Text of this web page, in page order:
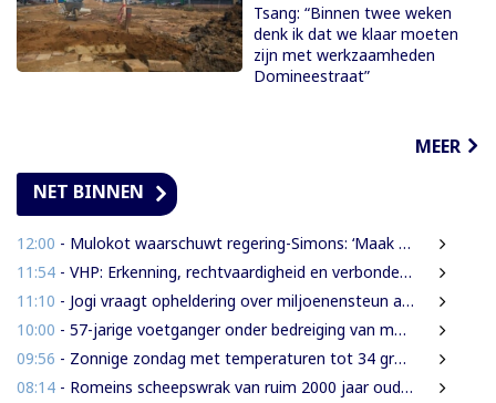
Tsang: “Binnen twee weken
denk ik dat we klaar moeten
zijn met werkzaamheden
Domineestraat”
MEER
NET BINNEN
12:00 - Mulokot waarschuwt regering-Simons: ‘Maak van 5-kilometerwet geen uitstel van echte grondenrechten’
11:54 - VHP: Erkenning, rechtvaardigheid en verbondenheid op 9 augustus
11:10 - Jogi vraagt opheldering over miljoenensteun aan SLM en behaalde resultaten
10:00 - 57-jarige voetganger onder bedreiging van mes beroofd van mobiele telefoon
09:56 - Zonnige zondag met temperaturen tot 34 graden
08:14 - Romeins scheepswrak van ruim 2000 jaar oud ontdekt bij Sicilië